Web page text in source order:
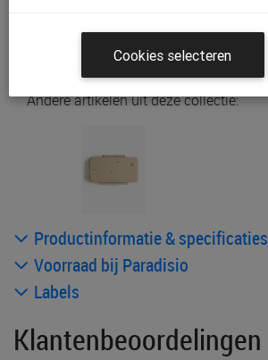
Sint-Niklaas en Waregem
Gratis verzending vanaf € 80 *
Andere artikelen uit deze collectie:
Productinformatie & specificaties
Voorraad bij Paradisio
Labels
Klantenbeoordelingen
Cookies selecteren